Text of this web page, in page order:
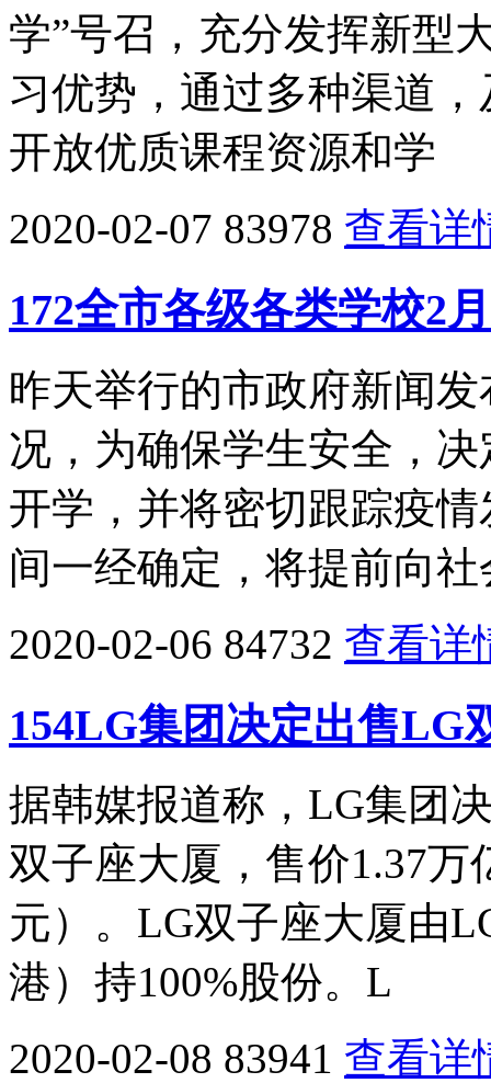
学”号召，充分发挥新型
习优势，通过多种渠道
开放优质课程资源和学
2020-02-07 83978 查看详
172全市各级各类学校2
昨天举行的市政府新闻
况，为确保学生安全，
开学，并将密切跟踪疫
间一经确定，将提前向
2020-02-06 84732 查看详
154LG集团决定出售LG
据韩媒报道称，LG集团
双子座大厦，售价1.37万
元）。LG双子座大厦由
港）持100%股份。L
2020-02-08 83941 查看详